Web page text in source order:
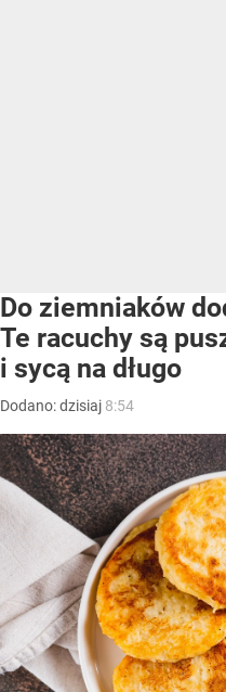
Do ziemniaków
Te racuchy są
i sycą na długo
Dodano:dzisiaj 8:54